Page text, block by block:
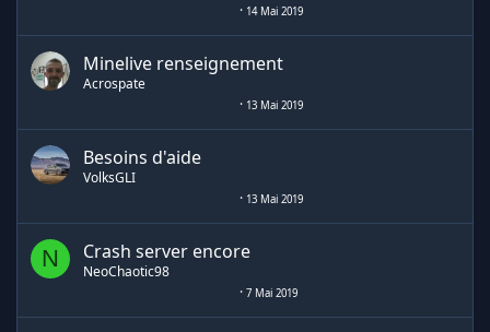
14 Mai 2019
Minelive renseignement
Acrospate
13 Mai 2019
Besoins d'aide
VolksGLI
13 Mai 2019
N Crash server encore
NeoChaotic98
7 Mai 2019